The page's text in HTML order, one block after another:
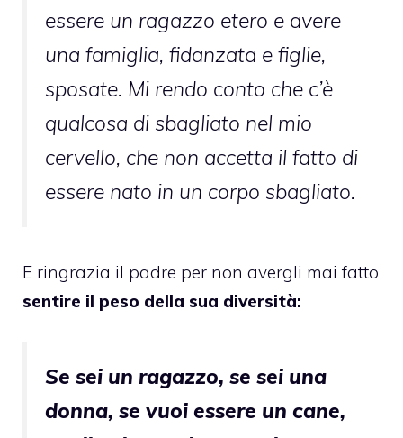
essere un ragazzo etero e avere
una famiglia, fidanzata e figlie,
sposate. Mi rendo conto che c’è
qualcosa di sbagliato nel mio
cervello, che non accetta il fatto di
essere nato in un corpo sbagliato.
E ringrazia il padre per non avergli mai fatto
sentire il peso della sua diversità:
Se sei un ragazzo, se sei una
donna, se vuoi essere un cane,